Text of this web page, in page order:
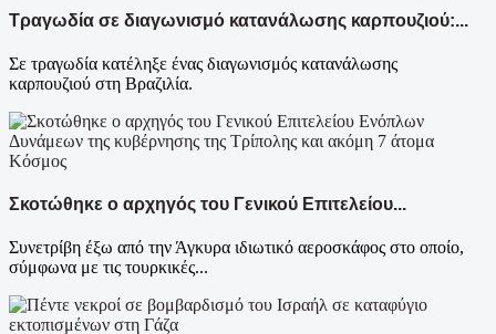
Τραγωδία σε διαγωνισμό κατανάλωσης καρπουζιού:...
Σε τραγωδία κατέληξε ένας διαγωνισμός κατανάλωσης
καρπουζιού στη Βραζιλία.
Κόσμος
Σκοτώθηκε ο αρχηγός του Γενικού Επιτελείου...
Συνετρίβη έξω από την Άγκυρα ιδιωτικό αεροσκάφος στο οποίο,
σύμφωνα με τις τουρκικές...